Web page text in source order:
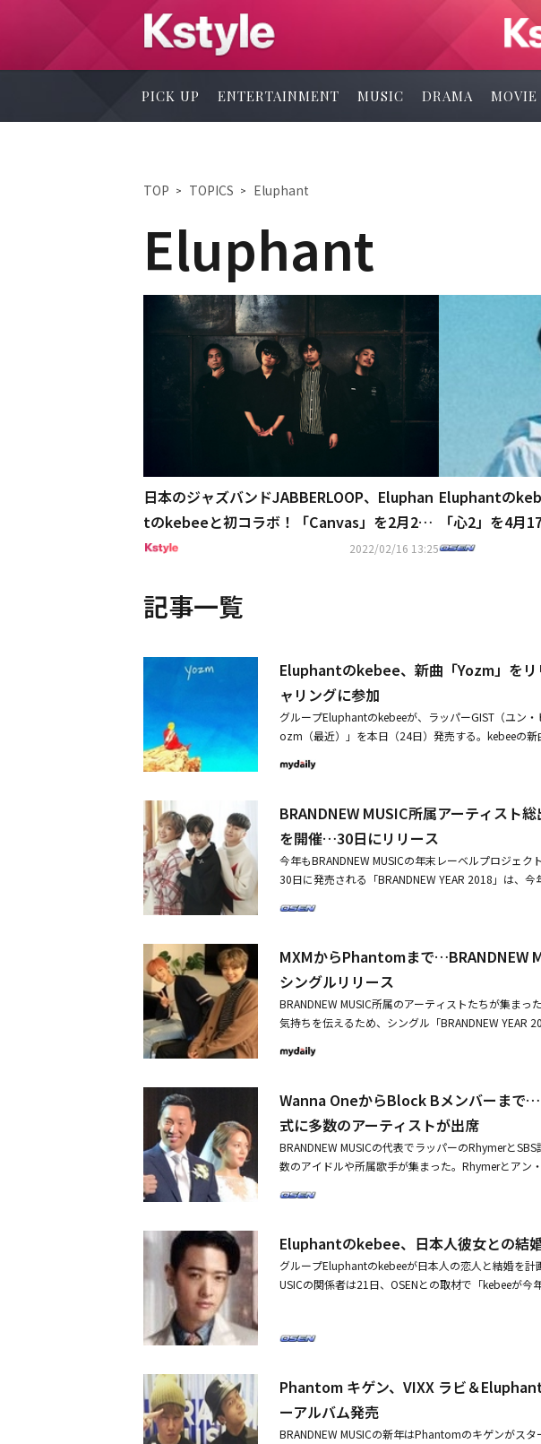
PICK UP ENTERTAINMENT MUSIC DRAMA MOVIE
TOP TOPICS Eluphant
Eluphant
日本のジャズバンドJABBERLOOP、Eluphan
tのkebeeと初コラボ！「Canvas」を2月23
日にリリース…本人からのコメントも到着
2022/02/16 13:25
Eluphantの
「心2」を4月
記事一覧
Eluphantのkebee、新曲「Yozm」を
ャリングに参加
グループEluphantのkebeeが、ラッパーGIST（ユン
ozm（最近）」を本日（24日）発売する。kebeeの
詞から始まるリフレーンから分かるように、進んで
ー3」で活躍し、名前を知らせたGIST（ユン・ヒョン
集めている中、GIST特有のハスキーなトーンで感覚
プホップファンの関心を集めている。kebeeは2004
保してきたベテランラッパーで、ソロ活動の他にも
たグループEluphantで、昨年11月に4thアルバムをリ
Wanna One出身パク・ジフン、IZ*ONEなど多数の
イン音源配信サイトを通じて確認することができる。
BRANDNEW MUSIC所属アーティスト
を開催…30日にリリース
今年もBRANDNEW MUSICの年末レーベルプロジェク
30日に発売される「BRANDNEW YEAR 2018」は、今
トルを「BRANDNEW 7」に決めたという。特に今年
せ、驚くべき成長を果たした。その結果、創立以来
エンターテインメント会社に生まれ変わった。その
り、1年間愛してくれたファンに恩返しするという意
シングルプロジェクトに、より一層関心が高まってい
熱かったファンの皆様の支持と愛のおかげで、よい
返しするためアーティストらがより一生懸命今回の
い』とBUMKEY、ヤン・ダイル、テワン（C-LUV）、
＆B SOULナンバー『Sweater』の2曲のダブルシング
をより一層温かくすることを願い、これからもより
DNEW MUSICの7番目のレーベルプロジェクトシング
ィストが15日にシングルリリース
MXMからPhantomまで…BRANDNEW
シングルリリース
BRANDNEW MUSIC所属のアーティストたちが集ま
気持ちを伝えるため、シングル「BRANDNEW YEAR
EAR 2017』をリリースする」と伝えた。続いて「
ングルはアイドルプロジェクトBRANDNEW BOYSを
たBRANDNEW MUSICの覚悟と期待を盛り込み『
伝えた。計2トラックで構成され、その中で1曲目の
きめきさが際立つR＆Bだ。BUMKEY、Chancellor、
ン・ダイル、MXMが参加した。2曲目のトラック「
erbal Jint、Eluphant、Phantomのハンヘ、Rudals、
Wanna OneからBlock Bメンバーまで
式に多数のアーティストが出席
BRANDNEW MUSICの代表でラッパーのRhymerと
数のアイドルや所属歌手が集まった。Rhymerとアン
ンとMXMのイム・ヨンミン、キム・ドンヒョンが直
た。San E、Verbal Jint、Phantom サンチェス、
て所属事務所の代表の結婚を祝った。その他結婚式
ン、元SISTAR ヒョリン、Jessiなどの姿もあった。
で、本日(9/30)4組のカップルが挙式
Eluphantのkebee、日本人彼女との結
グループEluphantのkebeeが日本人の恋人と結婚を計
USICの関係者は21日、OSENとの取材で「kebeeが
の1人だ。kebeeはMnet「SHOW ME THE MONEY 6
Phantom キゲン、VIXX ラビ＆
ーアルバム発売
BRANDNEW MUSICの新年はPhantomのキゲンがス